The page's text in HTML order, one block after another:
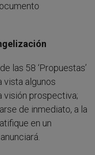
las 58 ‘Propuestas’
vista algunos
visión prospectiva;
de inmediato, a la
en un